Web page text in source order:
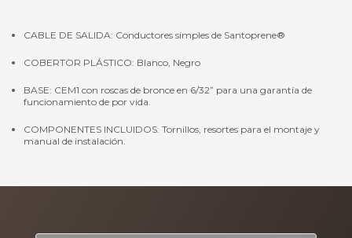
CABLE DE SALIDA: Conductores simples de Santoprene®
COBERTOR PLÁSTICO: Blanco, Negro
BASE: CEM1 con roscas de bronce en 6/32” para una garantía de
funcionamiento de por vida.
COMPONENTES INCLUIDOS: Tornillos, resortes para el montaje y
manual de instalación.